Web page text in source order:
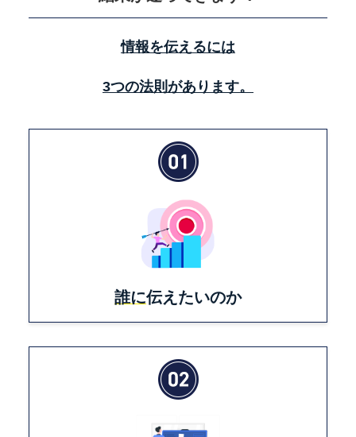
情報を伝えるには
3つの法則があります。
誰に伝えたいのか